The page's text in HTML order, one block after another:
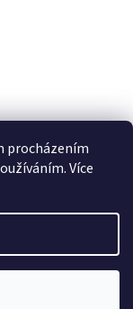
procházením
Více
BIO potraviny.
cookies